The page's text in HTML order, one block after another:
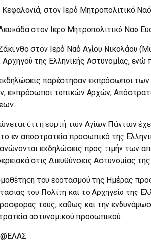
Κεφαλονιά, στον Ιερό Μητροπολιτικό
στον Ιερό Μητροπολιτικό Ναό
στον Ιερό Ναό Αγίου Νικολάου
Αρχηγού της Ελληνικής Αστυνομίας, ενώ
παρέστησαν εκπρόσωποι
εκπρόσωποι τοπικών Αρχών,
ότι η εορτή των Αγίων Πάντων
εν αποστρατεία προσωπικό της
εκδηλώσεις προς τιμήν των
στις Διευθύνσεις Αστυνομίας
του εορτασμού της Ημέρας
του Πολίτη και το Αρχηγείο της
τους, καθώς και την
αστυνομικού προσωπικού.